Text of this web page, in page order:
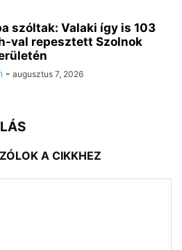
szóltak: Valaki így is 103
val repesztett Szolnok
- augusztus 7, 2026
A CIKKHEZ